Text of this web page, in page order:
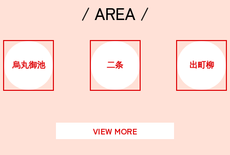
/ AREA /
烏丸御池 二条 出町柳
VIEW MORE